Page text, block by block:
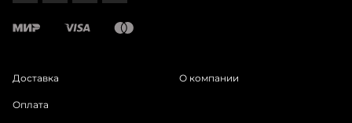
Доставка
Оплата
О компании